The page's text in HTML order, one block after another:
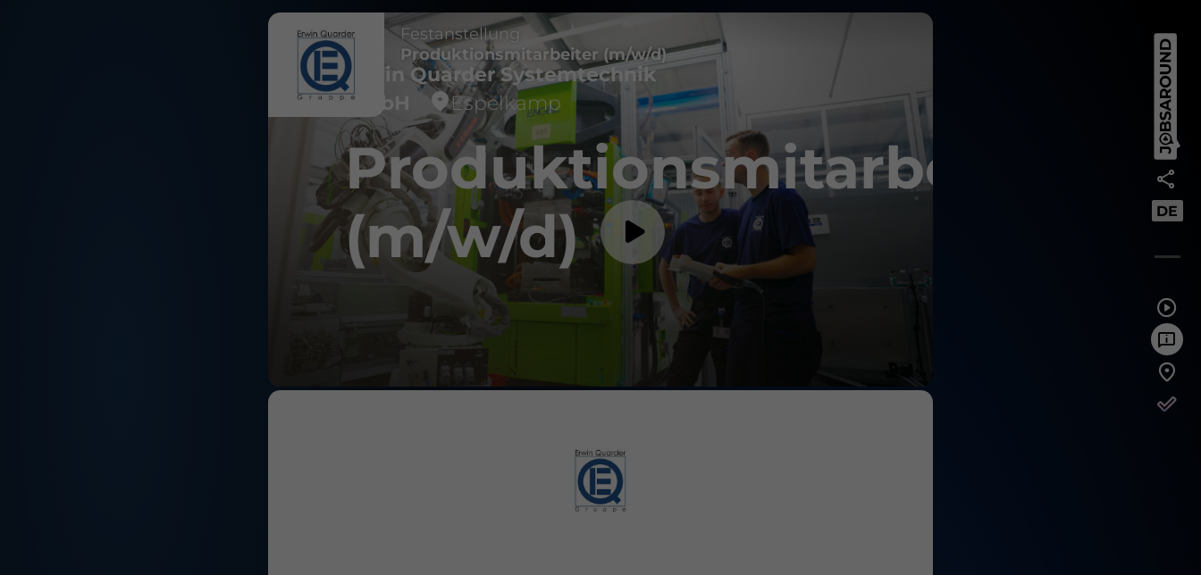
Festanstellung
Produktionsmitarbeiter (m/w/d)
Erwin Quarder Systemtechnik
GmbH
Espelkamp
Produktionsmitarbeiter
(m/w/d)
DE